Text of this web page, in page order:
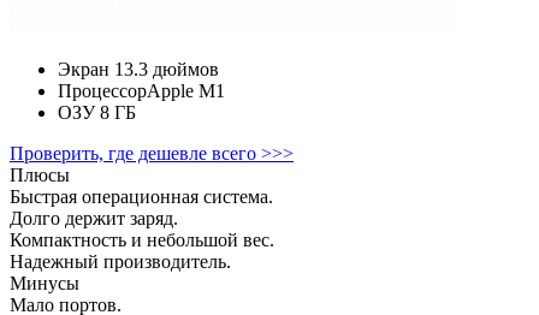
Экран 13.3 дюймов
ПроцессорApple M1
ОЗУ8 ГБ
Проверить, где дешевле всего >>>
Плюсы
Быстрая операционная система.
Долго держит заряд.
Компактность и небольшой вес.
Надежный производитель.
Минусы
Мало портов.